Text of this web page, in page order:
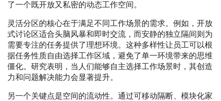
了一个既开放又私密的动态工作空间。
灵活分区的核心在于满足不同工作场景的需求。例如，开放
式讨论区适合头脑风暴和即时交流，而安静的独立隔间则为
需要专注的任务提供了理想环境。这种多样性让员工可以根
据任务性质自由选择工作区域，避免了单一环境带来的思维
僵化。研究表明，当人们能够自主选择工作场景时，其创造
力和问题解决能力会显著提升。
另一个关键点是空间的流动性。通过可移动隔断、模块化家